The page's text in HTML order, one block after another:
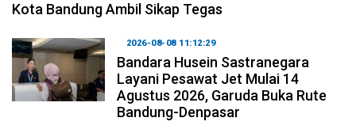
Kota Bandung Ambil Sikap Tegas
2026-08-08 11:12:29
Bandara Husein Sastranegara
Layani Pesawat Jet Mulai 14
Agustus 2026, Garuda Buka Rute
Bandung-Denpasar